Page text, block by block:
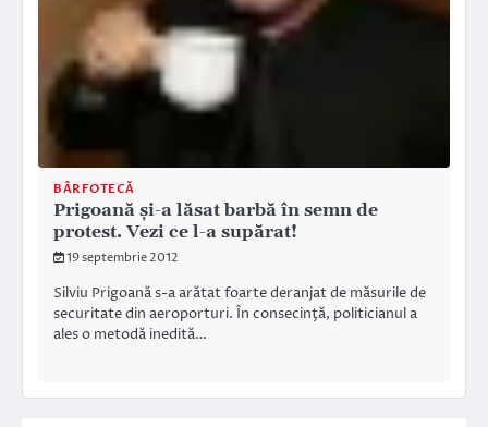
BÂRFOTECĂ
Prigoană şi-a lăsat barbă în semn de
protest. Vezi ce l-a supărat!
19 septembrie 2012
Silviu Prigoană s-a arătat foarte deranjat de măsurile de
securitate din aeroporturi. În consecinţă, politicianul a
ales o metodă inedită…